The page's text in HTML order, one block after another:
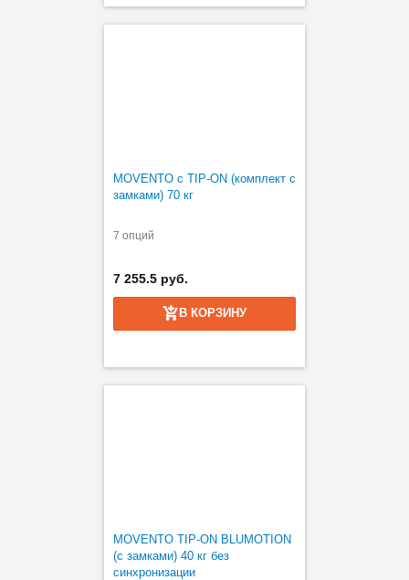
MOVENTO с TIP-ON (комплект с
замками) 70 кг
7 опций
7 255.5 руб.
В КОРЗИНУ
MOVENTO TIP-ON BLUMOTION
(с замками) 40 кг без
синхронизации